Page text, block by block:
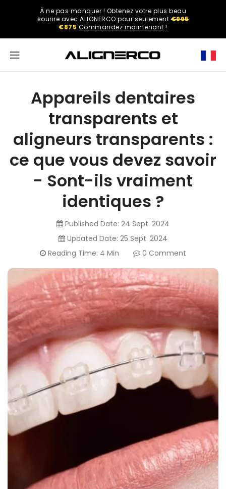
À ne pas manquer ! Obtenez votre plus beau
sourire avec ALIGNERCO pour seulement€995
€875 Commandez maintenant !
Select
region.
United
English
English
Europe
Italy
English
Portugal
Portuguese
Appareils dentaires
transparents et
aligneurs transparents :
ce que vous devez savoir
- Sont-ils vraiment
identiques ?
Published Date: 24 Sept. 2024
Updated Date: 25 Sept. 2024
Reading Time: 4 Min
0 Comment